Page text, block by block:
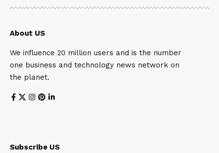
About US
We influence 20 million users and is the number
one business and technology news network on
the planet.
Subscribe US